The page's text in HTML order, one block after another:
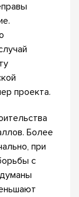
проекта.
Более
при
с